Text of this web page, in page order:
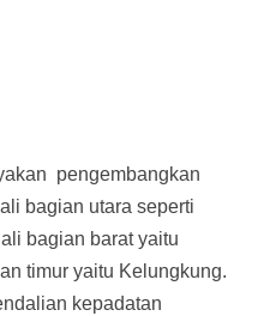
pengembangkan
bagian utara seperti
bagian barat yaitu
timur yaitu Kelungkung.
kepadatan